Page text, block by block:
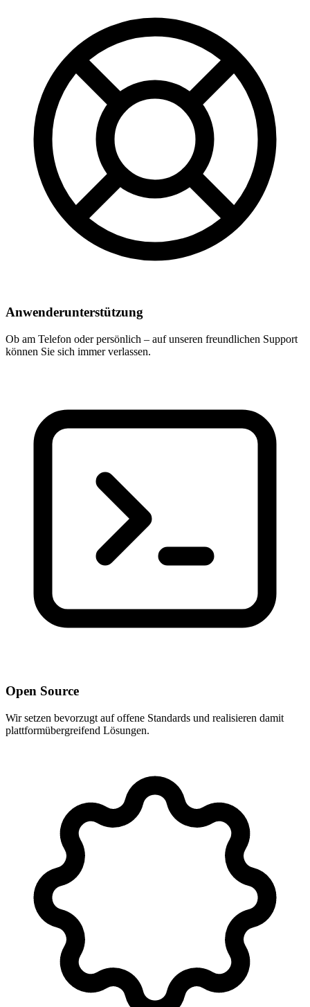
Anwenderunterstützung
Ob am Telefon oder persönlich – auf unseren freundlichen Support
können Sie sich immer verlassen.
Open Source
Wir setzen bevorzugt auf offene Standards und realisieren damit
plattformübergreifend Lösungen.